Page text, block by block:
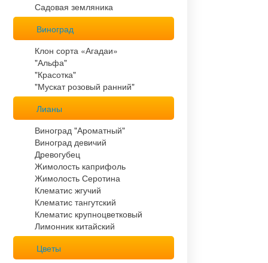
Садовая земляника
Виноград
Клон сорта «Агадаи»
"Альфа"
"Красотка"
"Мускат розовый ранний"
Лианы
Виноград "Ароматный"
Виноград девичий
Древогубец
Жимолость каприфоль
Жимолость Серотина
Клематис жгучий
Клематис тангутский
Клематис крупноцветковый
Лимонник китайский
Цветы